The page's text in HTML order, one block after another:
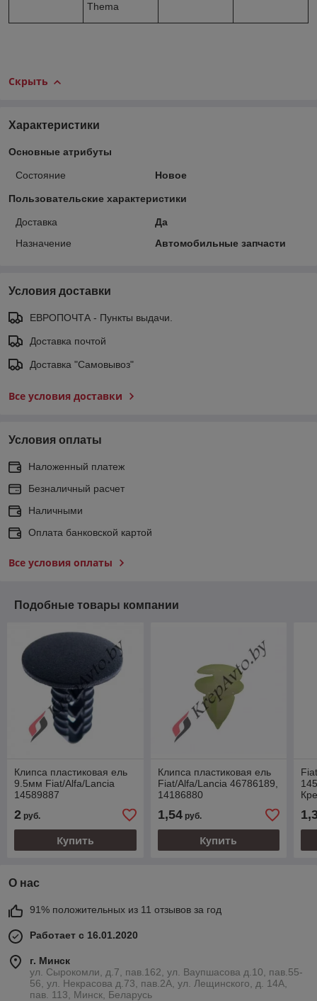
Thema
Скрыть
Характеристики
Основные атрибуты
Состояние Новое
Пользовательские характеристики
Доставка
Да
Назначение
Автомобильные запчасти
Условия доставки
ЕВРОПОЧТА - Пункты выдачи.
Доставка почтой
Доставка "Самовывоз"
Все условия доставки
Условия оплаты
Наложенный платеж
Безналичный расчет
Наличными
Оплата банковской картой
Все условия оплаты
Подобные товары компании
Клипса пластиковая ель
9.5мм Fiat/Alfa/Lancia
14589887
2 руб.
Купить
Клипса пластиковая ель
Fiat/Alfa/Lancia 46786189,
14186880
1,54руб.
Купить
О нас
91% положительных из 11 отзывов за год
Работает с 16.01.2020
г. Минск
ул. Сырокомли, д.7, пав.162, ул. Ваупшасова д.10, пав.55-
56, ул. Некрасова д.73, пав.2А, ул. Лещинского, д. 14А,
пав. 113, Минск, Беларусь